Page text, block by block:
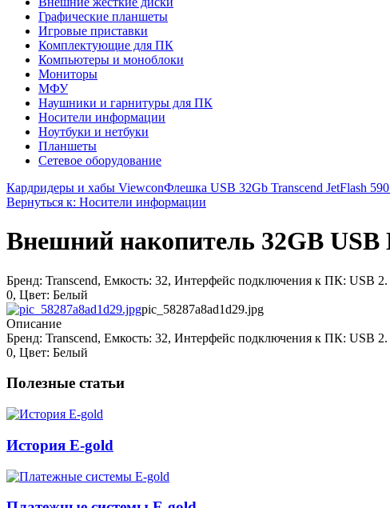
Графические планшеты
Игровые приставки
Комплектующие для ПК
Компьютеры и моноблоки
Мониторы
МФУ
Наушники и гарнитуры для ПК
Носители информации
Ноутбуки и нетбуки
Планшеты
Сетевое оборудование
Кардридеры и хабы ViewconФлешка USB 32Gb Transcend JetFlash
Вернуться к: Носители информации
Внешний накопитель 32GB USB
Бренд: Transcend, Емкость: 32, Интерфейс подключения к ПК: USB 2.
0, Цвет: Белый
pic_58287a8ad1d29.jpg
Описание
Бренд: Transcend, Емкость: 32, Интерфейс подключения к ПК: USB 2.
0, Цвет: Белый
Полезные статьи
История E-gold